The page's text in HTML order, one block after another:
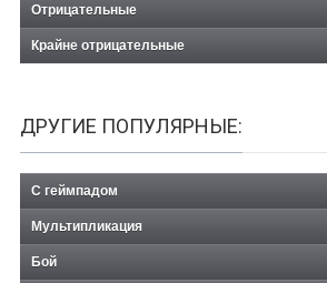
Отрицательные
Крайне отрицательные
ДРУГИЕ ПОПУЛЯРНЫЕ:
С геймпадом
Мультипликация
Бой